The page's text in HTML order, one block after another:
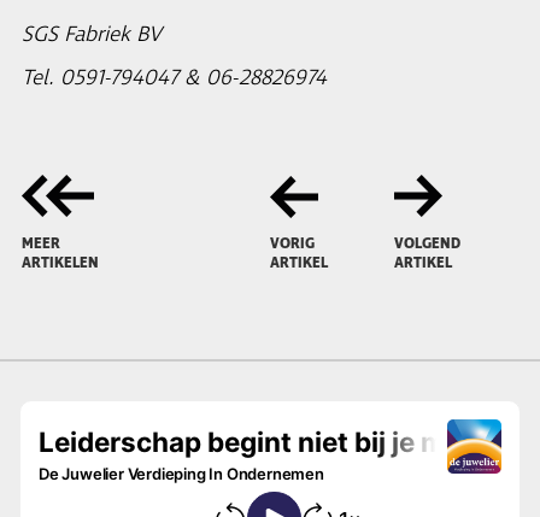
SGS Fabriek BV
Tel. 0591-794047 & 06-28826974
MEER
ARTIKELEN
VORIG
ARTIKEL
VOLGEND
ARTIKEL